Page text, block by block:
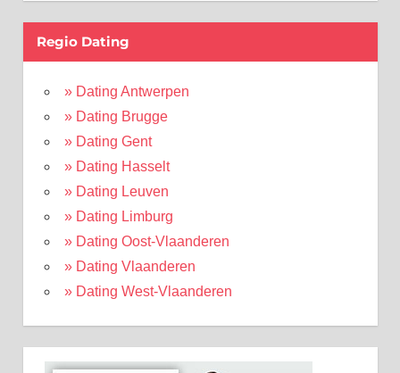
Regio Dating
» Dating Antwerpen
» Dating Brugge
» Dating Gent
» Dating Hasselt
» Dating Leuven
» Dating Limburg
» Dating Oost-Vlaanderen
» Dating Vlaanderen
» Dating West-Vlaanderen